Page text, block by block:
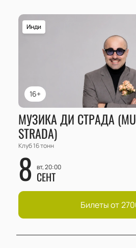
16+
Инди
МУЗИКА ДИ СТРАДА
STRADA)
Клуб 16 тонн
8 вт, 20:00
СЕНТ
Билеты от